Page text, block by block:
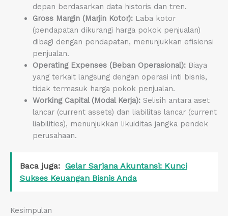
depan berdasarkan data historis dan tren.
Gross Margin (Marjin Kotor):Laba kotor
(pendapatan dikurangi harga pokok penjualan)
dibagi dengan pendapatan, menunjukkan efisiensi
penjualan.
Operating Expenses (Beban Operasional):Biaya
yang terkait langsung dengan operasi inti bisnis,
tidak termasuk harga pokok penjualan.
Working Capital (Modal Kerja):Selisih antara aset
lancar (current assets) dan liabilitas lancar (current
liabilities), menunjukkan likuiditas jangka pendek
perusahaan.
Baca juga: Gelar Sarjana Akuntansi: Kunci
Sukses Keuangan Bisnis Anda
Kesimpulan